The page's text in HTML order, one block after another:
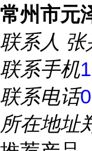
常州市元
联系人 张
联系手机
联系电话
所在地址